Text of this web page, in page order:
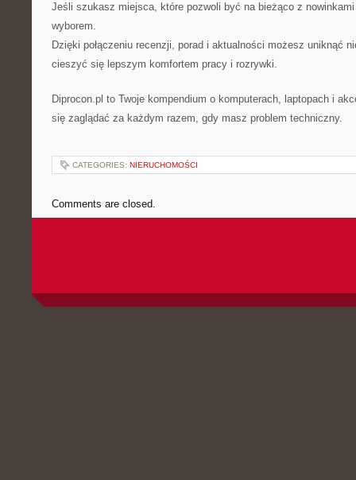
Jeśli szukasz miejsca, które pozwoli być na bieżąco z
wyborem.
Dzięki połączeniu recenzji, porad i aktualności możesz uniknąć
cieszyć się lepszym komfortem pracy i rozrywki.
Diprocon.pl to Twoje kompendium o komputerach, laptopach i
się zaglądać za każdym razem, gdy masz problem techniczny.
CATEGORIES: NIERUCHOMOŚCI
Comments are closed.